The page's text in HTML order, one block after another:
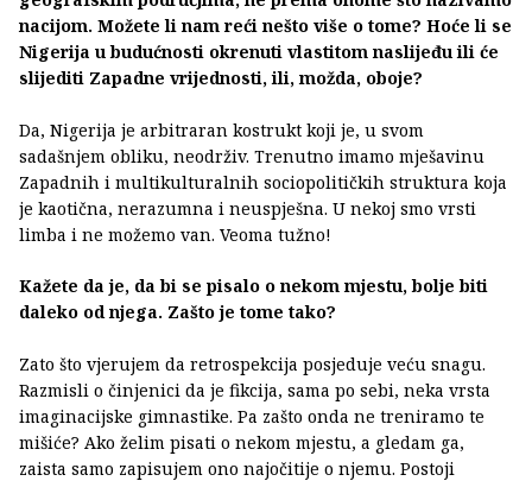
nacijom. Možete li nam reći nešto više o tome? Hoće li se
Nigerija u budućnosti okrenuti vlastitom naslijeđu ili će
slijediti Zapadne vrijednosti, ili, možda, oboje?
Da, Nigerija je arbitraran kostrukt koji je, u svom
sadašnjem obliku, neodrživ. Trenutno imamo mješavinu
Zapadnih i multikulturalnih sociopolitičkih struktura koja
je kaotična, nerazumna i neuspješna. U nekoj smo vrsti
limba i ne možemo van. Veoma tužno!
Kažete da je, da bi se pisalo o nekom mjestu, bolje biti
daleko od njega. Zašto je tome tako?
Zato što vjerujem da retrospekcija posjeduje veću snagu.
Razmisli o činjenici da je fikcija, sama po sebi, neka vrsta
imaginacijske gimnastike. Pa zašto onda ne treniramo te
mišiće? Ako želim pisati o nekom mjestu, a gledam ga,
zaista samo zapisujem ono najočitije o njemu. Postoji